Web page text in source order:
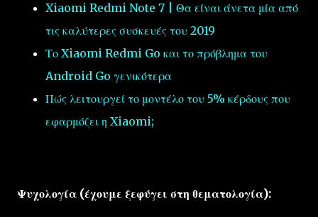
Xiaomi Redmi Note 7 | Θα είναι άνετα μία από
τις καλύτερες συσκευές του 2019
Το Xiaomi Redmi Go και το πρόβλημα του
Android Go γενικότερα
Πώς λειτουργεί το μοντέλο του 5% κέρδους που
εφαρμόζει η Xiaomi;
Ψυχολογία (έχουμε ξεφύγει στη θεματολογία):